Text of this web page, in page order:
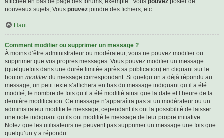
affichée en bas de page des forums, exemple : Vous pouvez poster de
nouveaux sujets, Vous pouvez joindre des fichiers, etc.
Haut
Comment modifier ou supprimer un message ?
À moins d’être administrateur ou modérateur, vous ne pouvez modifier ou
supprimer que vos propres messages. Vous pouvez modifier un message
(quelquefois dans une durée limitée après sa publication) en cliquant sur le
bouton modifierdu message correspondant. Si quelqu’un a déjà répondu au
message, un petit texte s’affichera en bas du message indiquant qu’il a été
modifié, le nombre de fois qu’il a été modifié ainsi que la date et l’heure de la
dernière modification. Ce message n’apparaîtra pas si un modérateur ou un
administrateur modifie le message, cependant ils ont la possibilité de laisser
une note indiquant qu’ils ont modifié le message de leur propre initiative.
Notez que les utilisateurs ne peuvent pas supprimer un message une fois que
quelqu’un y a répondu.